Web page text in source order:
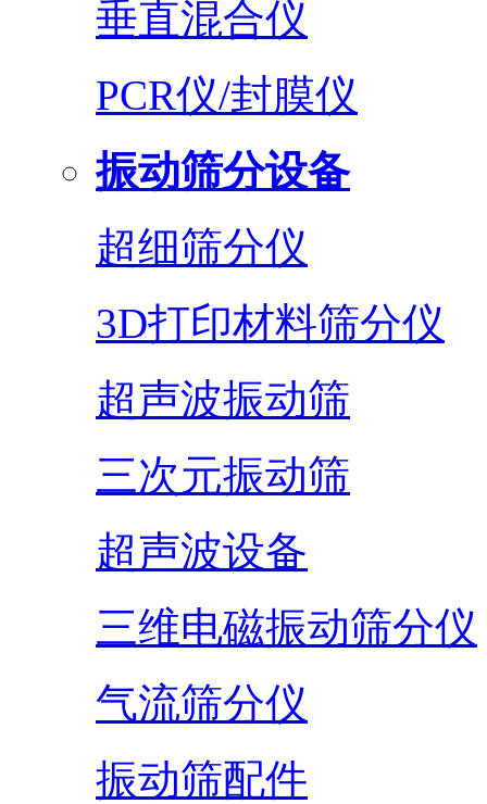
垂直混合仪
PCR仪/封膜仪
振动筛分设备
超细筛分仪
3D打印材料筛分仪
超声波振动筛
三次元振动筛
超声波设备
三维电磁振动筛分仪
气流筛分仪
振动筛配件